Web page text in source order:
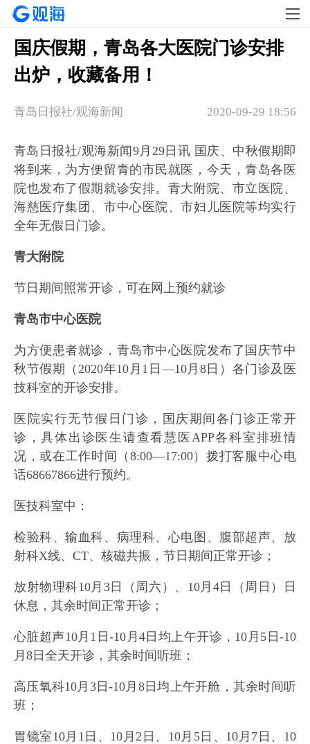
国庆假期，青岛各大医院门诊安排
出炉，收藏备用！
2020-09-29 18:56
青岛日报社/观海新闻
青岛日报社/观海新闻9月29日讯 国庆、中秋假期即
将到来，为方便留青的市民就医，今天，青岛各医
院也发布了假期就诊安排。青大附院、市立医院、
海慈医疗集团、市中心医院、市妇儿医院等均实行
全年无假日门诊。
青大附院
节日期间照常开诊，可在网上预约就诊
青岛市中心医院
为方便患者就诊，青岛市中心医院发布了国庆节中
秋节假期（2020年10月1日—10月8日）各门诊及医
技科室的开诊安排。
医院实行无节假日门诊，国庆期间各门诊正常开
诊，具体出诊医生请查看慧医APP各科室排班情
况，或在工作时间（8:00—17:00）拨打客服中心电
话68667866进行预约。
医技科室中：
检验科、输血科、病理科、心电图、腹部超声、放
射科X线、CT、核磁共振，节日期间正常开诊；
放射物理科10月3日（周六）、10月4日（周日）日
休息，其余时间正常开诊；
心脏超声10月1日-10月4日均上午开诊，10月5日-10
月8日全天开诊，其余时间听班；
高压氧科10月3日-10月8日均上午开舱，其余时间听
班；
胃镜室10月1日、10月2日、10月5日、10月7日、10